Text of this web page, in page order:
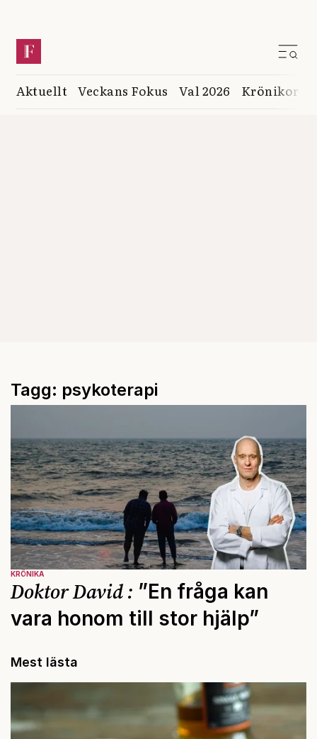
Aktuellt Veckans Fokus Val 2026 Krönikor
Tagg: psykoterapi
KRÖNIKA
Doktor David : ”En fråga kan
vara honom till stor hjälp”
Mest lästa